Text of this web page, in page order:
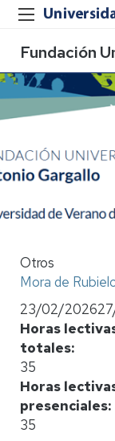
Fundación
Otros
Mora de
23/02/2026
Horas
totales
35
Horas
presenciales
35